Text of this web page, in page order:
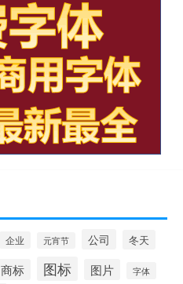
企业 元宵节 公司 冬天
商标 图标 图片 字体